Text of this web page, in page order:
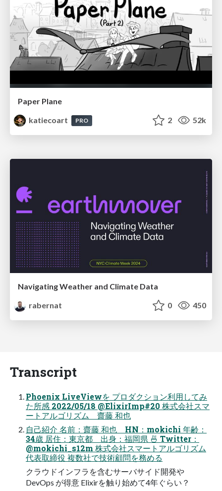
Paper Plane
katiecoart
PRO 2 52k
Navigating Weather and Climate Data
rabernat
0 450
Transcript
Phoenix LiveViewを プロダクション利用してみ
た所感 2022/05/18 @ElixirImp#20 株式会社スマ
ートアルゴリズム 齋藤 和也
自己紹介 名前：齋藤 和也 HN：mokichi 年齢：
34歳 居住：東京都 出身：福岡県 🍜 Twitter：
@mokichi_s12m 株式会社スマートアルゴリズム
代表取締役 複数社で技術顧問を務める
クラウドインフラを含むサーバサイド開発や
DevOps が得意 Elixirを触り始めて4年ぐらい？